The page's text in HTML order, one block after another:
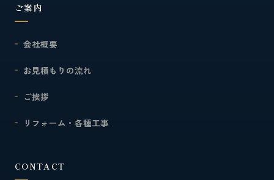
ご案内
会社概要
お見積もりの流れ
ご挨拶
リフォーム・各種工事
CONTACT